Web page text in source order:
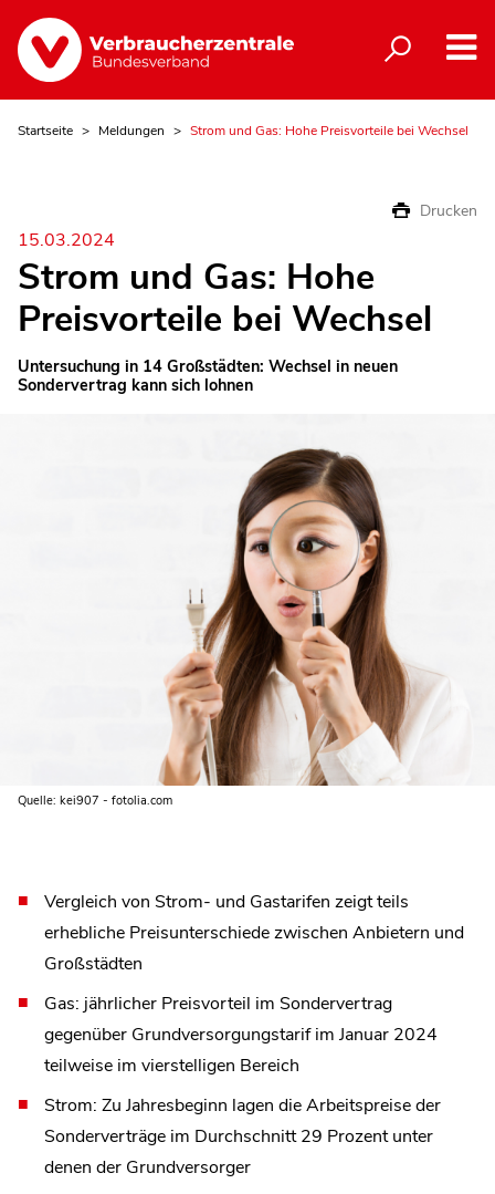
Startseite Meldungen Strom und Gas: Hohe Preisvorteile bei Wechsel
Drucken
15.03.2024
Strom und Gas: Hohe
Preisvorteile bei Wechsel
Untersuchung in 14 Großstädten: Wechsel in neuen
Sondervertrag kann sich lohnen
Quelle: kei907 - fotolia.com
Vergleich von Strom- und Gastarifen zeigt teils
erhebliche Preisunterschiede zwischen Anbietern und
Großstädten
Gas: jährlicher Preisvorteil im Sondervertrag
gegenüber Grundversorgungstarif im Januar 2024
teilweise im vierstelligen Bereich
Strom: Zu Jahresbeginn lagen die Arbeitspreise der
Sonderverträge im Durchschnitt 29 Prozent unter
denen der Grundversorger